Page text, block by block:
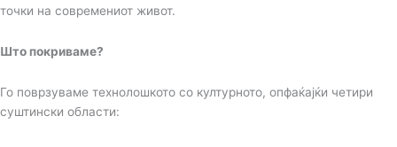
точки на современиот живот.
Што покриваме?
Го поврзуваме технолошкото со културното, опфаќајќи четири
суштински области: